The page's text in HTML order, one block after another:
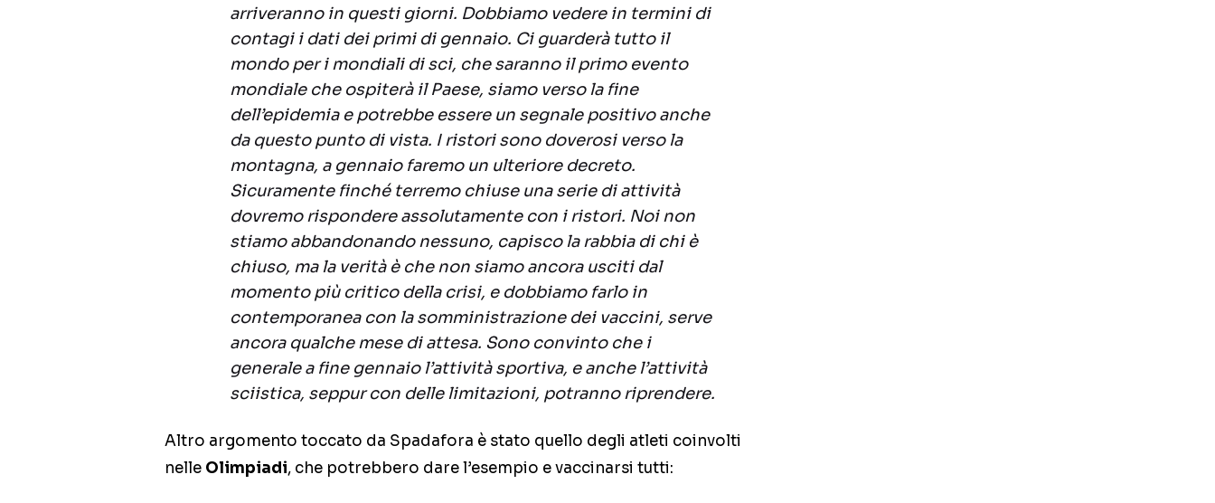
arriveranno in questi giorni. Dobbiamo vedere in termini di
contagi i dati dei primi di gennaio. Ci guarderà tutto il
mondo per i mondiali di sci, che saranno il primo evento
mondiale che ospiterà il Paese, siamo verso la fine
dell’epidemia e potrebbe essere un segnale positivo anche
da questo punto di vista. I ristori sono doverosi verso la
montagna, a gennaio faremo un ulteriore decreto.
Sicuramente finché terremo chiuse una serie di attività
dovremo rispondere assolutamente con i ristori. Noi non
stiamo abbandonando nessuno, capisco la rabbia di chi è
chiuso, ma la verità è che non siamo ancora usciti dal
momento più critico della crisi, e dobbiamo farlo in
contemporanea con la somministrazione dei vaccini, serve
ancora qualche mese di attesa. Sono convinto che i
generale a fine gennaio l’attività sportiva, e anche l’attività
sciistica, seppur con delle limitazioni, potranno riprendere.
Altro argomento toccato da Spadafora è stato quello degli atleti coinvolti
nelle Olimpiadi, che potrebbero dare l’esempio e vaccinarsi tutti: